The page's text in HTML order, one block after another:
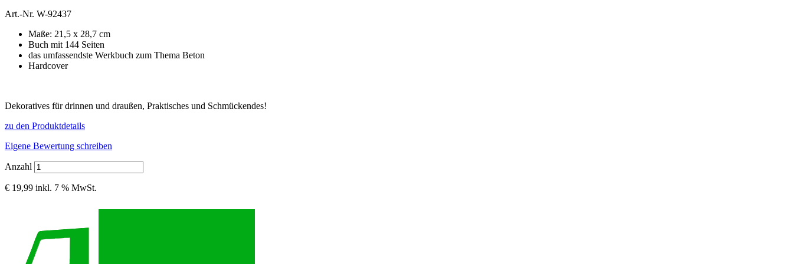
Art.-Nr. W-92437
Maße: 21,5 x 28,7 cm
Buch mit 144 Seiten
das umfassendste Werkbuch zum Thema Beton
Hardcover
Dekoratives für drinnen und draußen, Praktisches und Schmückendes!
zu den Produktdetails
Eigene Bewertung schreiben
Anzahl
€ 19,99 inkl. 7 % MwSt.